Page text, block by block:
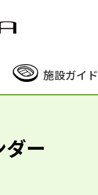
施設ガイド
ー